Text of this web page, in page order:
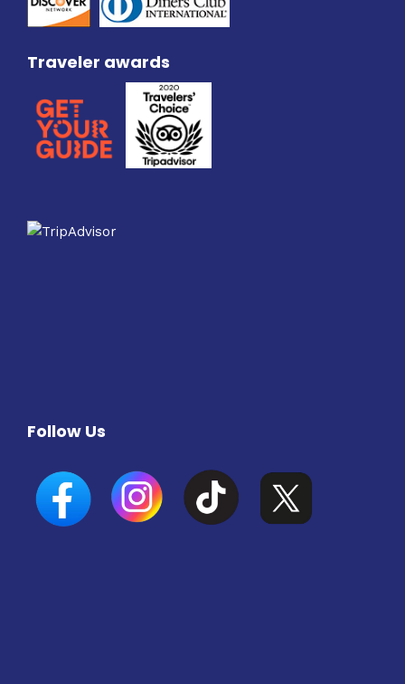
Traveler awards
Follow Us